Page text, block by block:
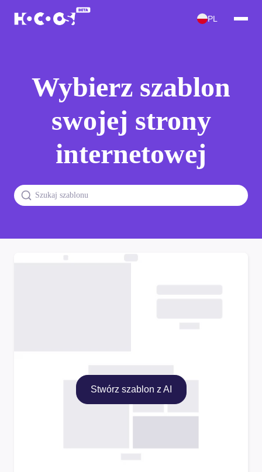
PL
Wybierz szablon
swojej strony
internetowej
Stwórz szablon z AI